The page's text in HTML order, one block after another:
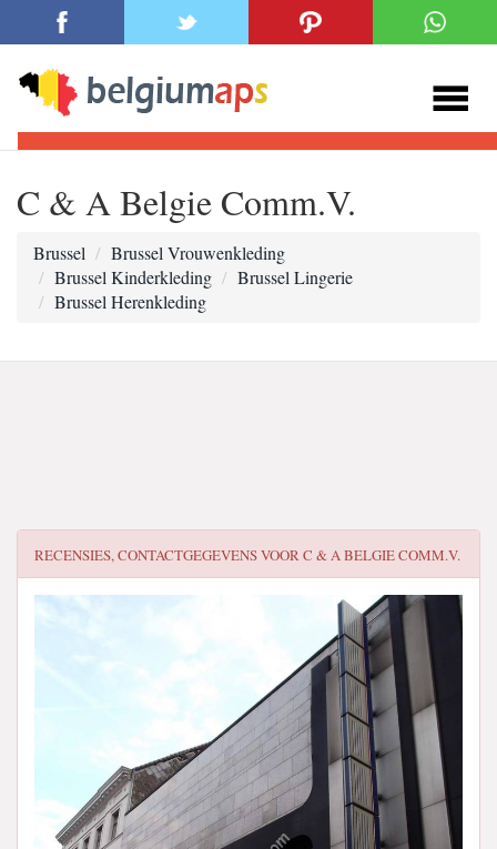
C & A Belgie Comm.V.
Brussel
Brussel Vrouwenkleding
Brussel Kinderkleding
Brussel Lingerie
Brussel Herenkleding
RECENSIES, CONTACTGEGEVENS VOORC & A BELGIE COMM.V.